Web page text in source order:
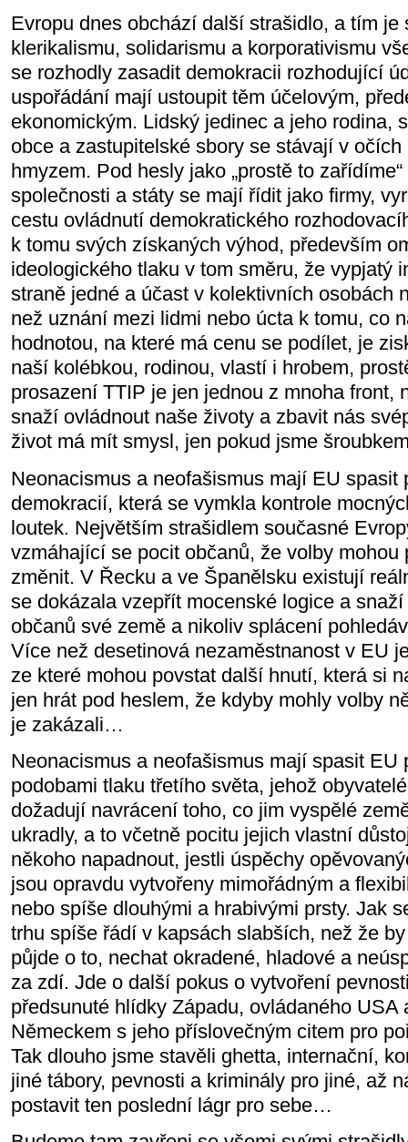
Evropu dnes obchází další strašidlo, a tím je
klerikalismu, solidarismu a korporativismu
se rozhodly zasadit demokracii rozhodující
uspořádání mají ustoupit těm účelovým,
ekonomickým. Lidský jedinec a jeho rodina,
obce a zastupitelské sbory se stávají v
hmyzem. Pod hesly jako „prostě to
společnosti a státy se mají řídit jako firmy,
cestu ovládnutí demokratického
k tomu svých získaných výhod, především
ideologického tlaku v tom směru, že vypjatý
straně jedné a účast v kolektivních osobách
než uznání mezi lidmi nebo úcta k tomu, co
hodnotou, na které má cenu se podílet, je
naší kolébkou, rodinou, vlastí i hrobem,
prosazení TTIP je jen jednou z mnoha front,
snaží ovládnout naše životy a zbavit nás
život má mít smysl, jen pokud jsme
Neonacismus a neofašismus mají EU spasit
demokracií, která se vymkla kontrole
loutek. Největším strašidlem současné
vzmáhající se pocit občanů, že volby mohou
změnit. V Řecku a ve Španělsku existují
se dokázala vzepřít mocenské logice a
občanů své země a nikoliv splácení
Více než desetinová nezaměstnanost v EU
ze které mohou povstat další hnutí, která si
jen hrát pod heslem, že kdyby mohly volby
je zakázali…
Neonacismus a neofašismus mají spasit EU
podobami tlaku třetího světa, jehož
dožadují navrácení toho, co jim vyspělé
ukradly, a to včetně pocitu jejich vlastní
někoho napadnout, jestli úspěchy
jsou opravdu vytvořeny mimořádným a
nebo spíše dlouhými a hrabivými prsty. Jak
trhu spíše řádí v kapsách slabších, než že
půjde o to, nechat okradené, hladové a
za zdí. Jde o další pokus o vytvoření
předsunuté hlídky Západu, ovládaného USA
Německem s jeho příslovečným citem pro
Tak dlouho jsme stavěli ghetta, internační,
jiné tábory, pevnosti a kriminály pro jiné, až
postavit ten poslední lágr pro sebe…